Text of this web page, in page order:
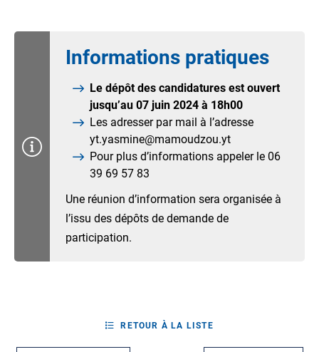
Informations pratiques
Le dépôt des candidatures est ouvert
jusqu’au 07 juin 2024 à 18h00
Les adresser par mail à l’adresse
yt.yasmine@mamoudzou.yt
Pour plus d’informations appeler le 06
39 69 57 83
Une réunion d’information sera organisée à
l’issu des dépôts de demande de
participation.
RETOUR À LA LISTE